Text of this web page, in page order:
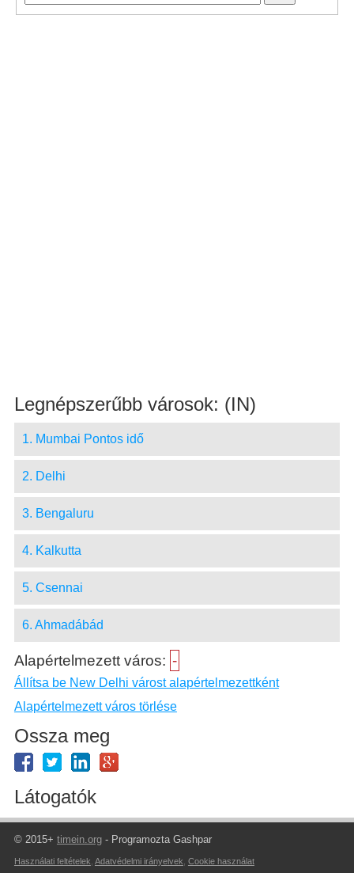
Legnépszerűbb városok: (IN)
1. Mumbai Pontos idő
2. Delhi
3. Bengaluru
4. Kalkutta
5. Csennai
6. Ahmadábád
Alapértelmezett város: -
Állítsa be New Delhi várost alapértelmezettként
Alapértelmezett város törlése
Ossza meg
Látogatók
© 2015+ timein.org- Programozta Gashpar
Használati feltételek Adatvédelmi irányelvek Cookie használat